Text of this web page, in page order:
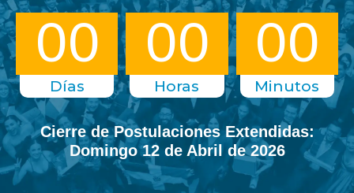
00
Días
00
Horas
00
Minutos
Cierre de Postulaciones Extendidas:
Domingo 12 de Abril de 2026